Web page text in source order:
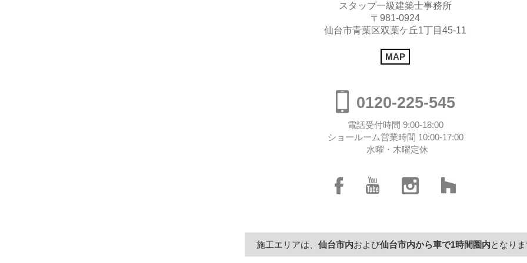
スタップ一級建築士事務所
〒981-0924
仙台市青葉区双葉ケ丘1丁目45-11
MAP
0120-225-545
電話受付時間 9:00-18:00
ショールーム営業時間 10:00-17:00
水曜・木曜定休
施工エリアは、 仙台市内および仙台市内から車で1時間圏内となり